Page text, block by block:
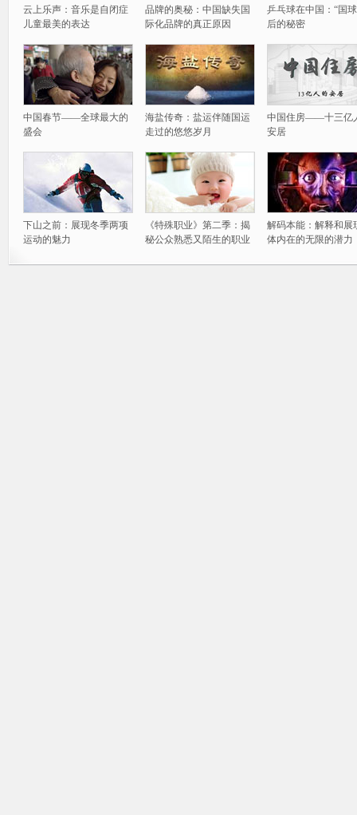
云上乐声：音乐是自闭症
儿童最美的表达
品牌的奥秘：中国缺失国
际化品牌的真正原因
乒乓球在中国：“国
后的秘密
中国春节——全球最大的
盛会
海盐传奇：盐运伴随国运
走过的悠悠岁月
中国住房——十三亿
安居
下山之前：展现冬季两项
运动的魅力
《特殊职业》第二季：揭
秘公众熟悉又陌生的职业
解码本能：解释和展
体内在的无限的潜力